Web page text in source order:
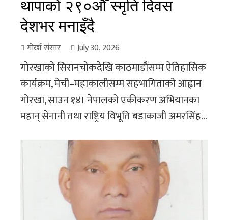
थापाको २९०औँ स्मृति दिवस
देशभर मनाइँदै
गोर्खा संसार July 30, 2026
गोरखाको सिरानचोकदेखि काठमाडौंसम्म ऐतिहासिक
कार्यक्रम, मेची–महाकालीसम्म सहभागिताको आह्वान
गोरखा, साउन १४। नेपालको एकीकरण अभियानका
महान् सेनानी तथा राष्ट्रिय विभूति बडाकाजी अमरसिंह...